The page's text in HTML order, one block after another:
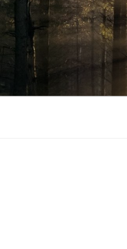
Skip
to
content